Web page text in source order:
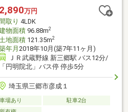
物件で気になる事や、ちょっと聞
048-952-9800】フューチャーズま
2,890万円
取り 4LDK
物面積96.88m2
地面積121.35m2
年月 2018年10月(築7年11ヶ月)
ＪＲ武蔵野線 新三郷駅 バス12分/
「円明院北」バス停 停歩5分
埼玉県三郷市彦成１
場あり
駐車2台